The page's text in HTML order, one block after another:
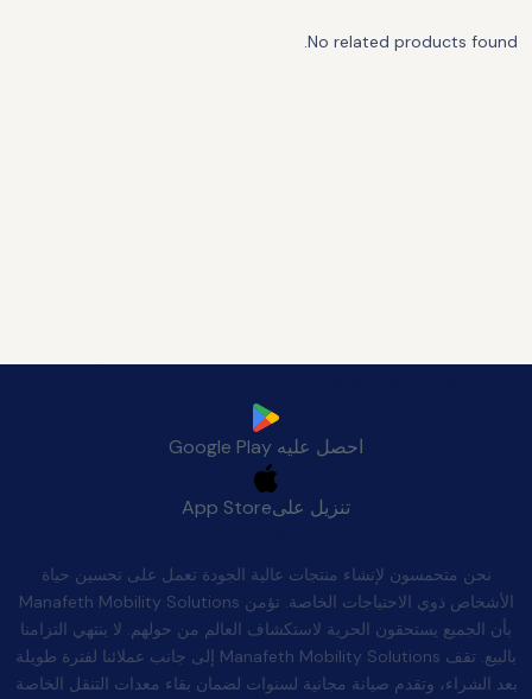
No related products found.
احصل عليه Google Play
تنزيل علىApp Store
نحن متحمسون لإنشاء منتجات عالية الجودة تعمل على تحسين حياة
الأشخاص ذوي الاحتياجات الخاصة. تؤمن Manafeth Mobility Solutions
بأن الجميع يستحقون الحرية لاستكشاف العالم من حولهم. لا ينتهي التزامنا
بالبيع. تقف Manafeth Mobility Solutions إلى جانب عملائنا لفترة طويلة
بعد الشراء، وتقدم صيانة مجانية لسنوات لضمان بقاء معدات التنقل الخاصة